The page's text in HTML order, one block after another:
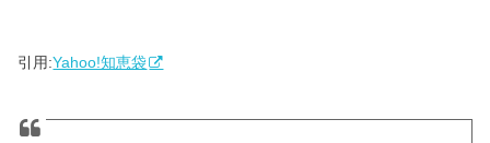
引用:Yahoo!知恵袋